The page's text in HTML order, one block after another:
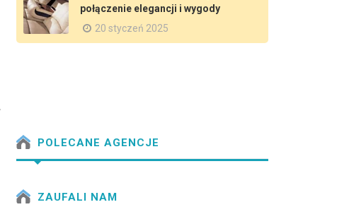
połączenie elegancji i wygody
20 styczeń 2025
POLECANE AGENCJE
ZAUFALI NAM